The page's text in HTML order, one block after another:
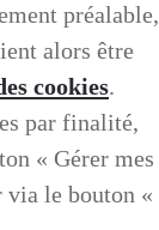
préalable,
alors être
cookies.
par finalité,
« Gérer mes
via le bouton «